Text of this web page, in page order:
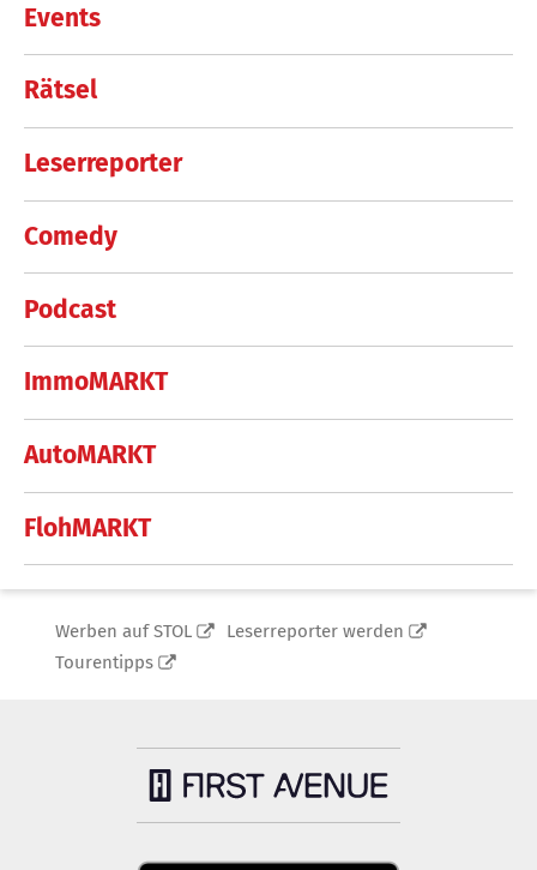
Events
Rätsel
Leserreporter
Comedy
Podcast
ImmoMARKT
AutoMARKT
FlohMARKT
Werben auf STOL
Leserreporter werden
Tourentipps